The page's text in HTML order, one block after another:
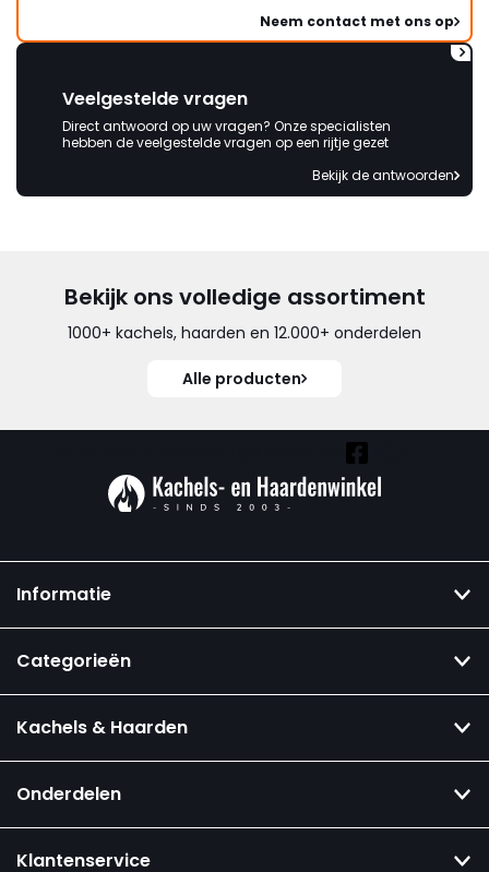
Neem contact met ons op
Veelgestelde vragen
Direct antwoord op uw vragen? Onze specialisten
hebben de veelgestelde vragen op een rijtje gezet
Bekijk de antwoorden
Bekijk ons volledige assortiment
1000+ kachels, haarden en 12.000+ onderdelen
Alle producten
Informatie
Categorieën
Kachels & Haarden
Onderdelen
Klantenservice